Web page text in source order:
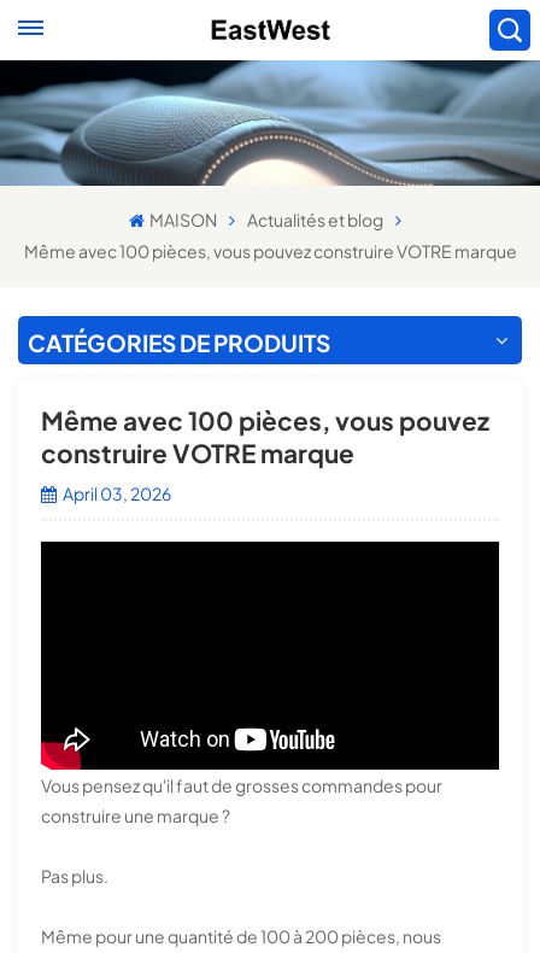
MAISON
Actualités et blog
Même avec 100 pièces, vous pouvez construire VOTRE marque
CATÉGORIES DE PRODUITS
Même avec 100 pièces, vous pouvez
construire VOTRE marque
April 03, 2026
Vous pensez qu'il faut de grosses commandes pour
construire une marque ?
Pas plus.
Même pour une quantité de 100 à 200 pièces, nous